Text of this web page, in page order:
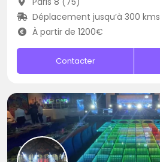
Déplacement jusqu’à 300 kms
À partir de 1200€
Contacter